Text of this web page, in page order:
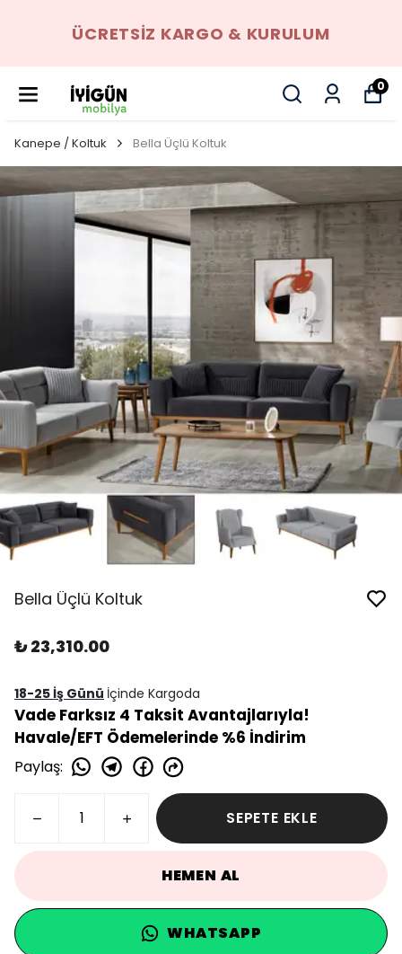
ÜCRETSIZ KARGO & KURULUM
0
Kanepe / Koltuk Bella Üçlü Koltuk
Bella Üçlü Koltuk
₺ 23,310.00
18-25 İş Günü İçinde Kargoda
Vade Farksız 4 Taksit Avantajlarıyla!
Havale/EFT Ödemelerinde %6 İndirim
Paylaş:
SEPETE EKLE
HEMEN AL
WHATSAPP